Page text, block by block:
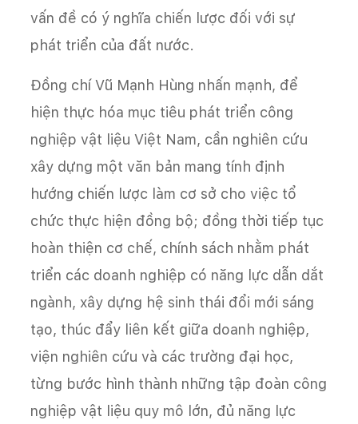
vấn đề có ý nghĩa chiến lược đối với sự
phát triển của đất nước.
Đồng chí Vũ Mạnh Hùng nhấn mạnh, để
hiện thực hóa mục tiêu phát triển công
nghiệp vật liệu Việt Nam, cần nghiên cứu
xây dựng một văn bản mang tính định
hướng chiến lược làm cơ sở cho việc tổ
chức thực hiện đồng bộ; đồng thời tiếp tục
hoàn thiện cơ chế, chính sách nhằm phát
triển các doanh nghiệp có năng lực dẫn dắt
ngành, xây dựng hệ sinh thái đổi mới sáng
tạo, thúc đẩy liên kết giữa doanh nghiệp,
viện nghiên cứu và các trường đại học,
từng bước hình thành những tập đoàn công
nghiệp vật liệu quy mô lớn, đủ năng lực